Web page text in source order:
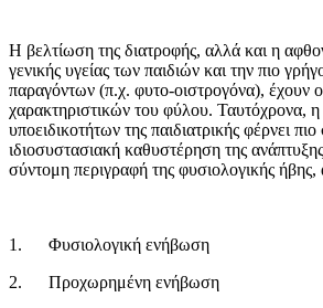
Η βελτίωση της διατροφής, αλλά και η
γενικής υγείας των παιδιών και την πιο
παραγόντων (π.χ. φυτο-οιστρογόνα), έχουν
χαρακτηριστικών του φύλου. Ταυτόχρονα,
υποειδικοτήτων της παιδιατρικής φέρνει
ιδιοσυστασιακή καθυστέρηση της
σύντομη περιγραφή της φυσιολογικής ήβης,
1. Φυσιολογική ενήβωση
2. Προχωρημένη ενήβωση